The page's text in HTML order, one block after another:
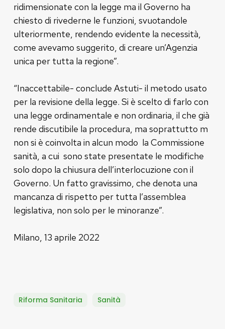
ridimensionate con la legge ma il Governo ha
chiesto di rivederne le funzioni, svuotandole
ulteriormente, rendendo evidente la necessità,
come avevamo suggerito, di creare un’Agenzia
unica per tutta la regione”.
“Inaccettabile- conclude Astuti- il metodo usato
per la revisione della legge. Si è scelto di farlo con
una legge ordinamentale e non ordinaria, il che già
rende discutibile la procedura, ma soprattutto m
non si è coinvolta in alcun modo la Commissione
sanità, a cui sono state presentate le modifiche
solo dopo la chiusura dell’interlocuzione con il
Governo. Un fatto gravissimo, che denota una
mancanza di rispetto per tutta l’assemblea
legislativa, non solo per le minoranze”.
Milano, 13 aprile 2022
Riforma Sanitaria Sanità